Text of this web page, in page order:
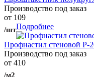
Производство под заказ
от 109
/штПодробнее
Профнастил стеновой Р-
Производство под заказ
от 410
/м2